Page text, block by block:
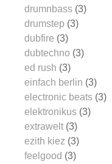
drumnbass (3)
drumstep (3)
dubfire (3)
dubtechno (3)
ed rush (3)
einfach berlin (3)
electronic beats (3)
elektronikus (3)
extrawelt (3)
ezith kiez (3)
feelgood (3)